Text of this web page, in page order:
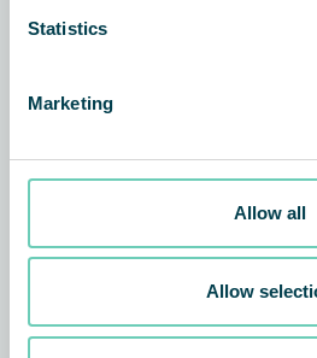
Statistics
Marketing
Allow all
Allow